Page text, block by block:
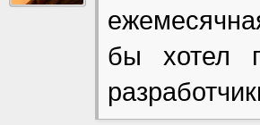
бы хотел